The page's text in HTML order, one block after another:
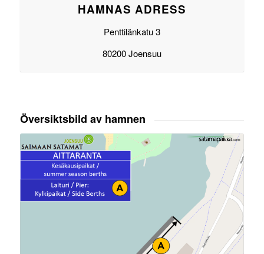
HAMNAS ADRESS
Penttilänkatu 3
80200 Joensuu
Översiktsbild av hamnen